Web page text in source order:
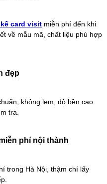
card visit miễn phí đến khi
về mẫu mã, chất liệu phù hợp
đẹp
không lem, độ bền cao.
tra.
phí nội thành
trong Hà Nội, thậm chí lấy